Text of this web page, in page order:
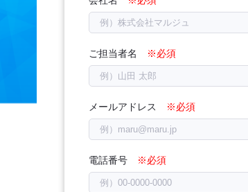
ご担当者名
メールアドレス
電話番号